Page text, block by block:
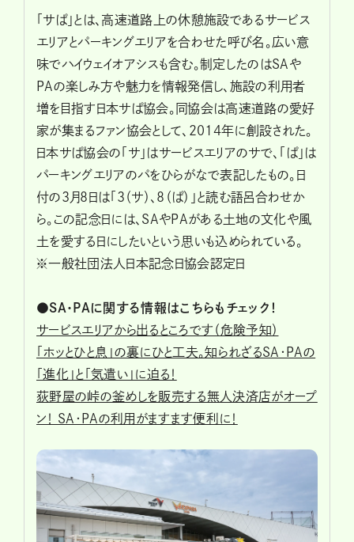
「サぱ」とは、高速道路上の休憩施設であるサービス
エリアとパーキングエリアを合わせた呼び名。広い意
味でハイウェイオアシスも含む。制定したのはSAや
PAの楽しみ方や魅力を情報発信し、施設の利用者
増を目指す日本サぱ協会。同協会は高速道路の愛好
家が集まるファン協会として、2014年に創設された。
日本サぱ協会の「サ」はサービスエリアのサで、「ぱ」は
パーキングエリアのパをひらがなで表記したもの。日
付の3月8日は「3（サ）、8（ぱ）」と読む語呂合わせか
ら。この記念日には、SAやPAがある土地の文化や風
土を愛する日にしたいという思いも込められている。
※一般社団法人日本記念日協会認定日
●SA・PAに関する情報はこちらもチェック！
サービスエリアから出るところです（危険予知）
「ホッとひと息」の裏にひと工夫。知られざるSA・PAの
「進化」と「気遣い」に迫る！
荻野屋の峠の釜めしを販売する無人決済店がオープ
ン！ SA・PAの利用がますます便利に！